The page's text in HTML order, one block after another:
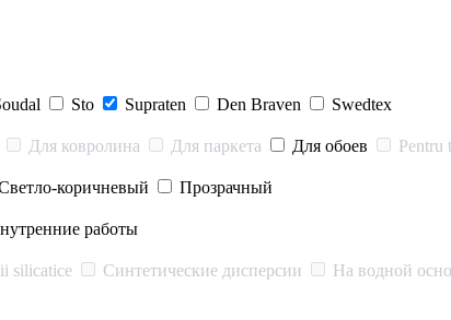
Sto Supraten Den Braven
Swedtex
Для ковролина Для паркета Для обоев Pentru
коричневый
Прозрачный
работы
silicatice Синтетические дисперсии На водной